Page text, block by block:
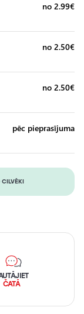
no 2.99€
no 2.50€
no 2.50€
pēc pieprasījuma
CILVĒKI
ČATĀ